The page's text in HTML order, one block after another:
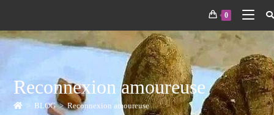
0
Reconnexion amoureuse
> BLOG > Reconnexion amoureuse